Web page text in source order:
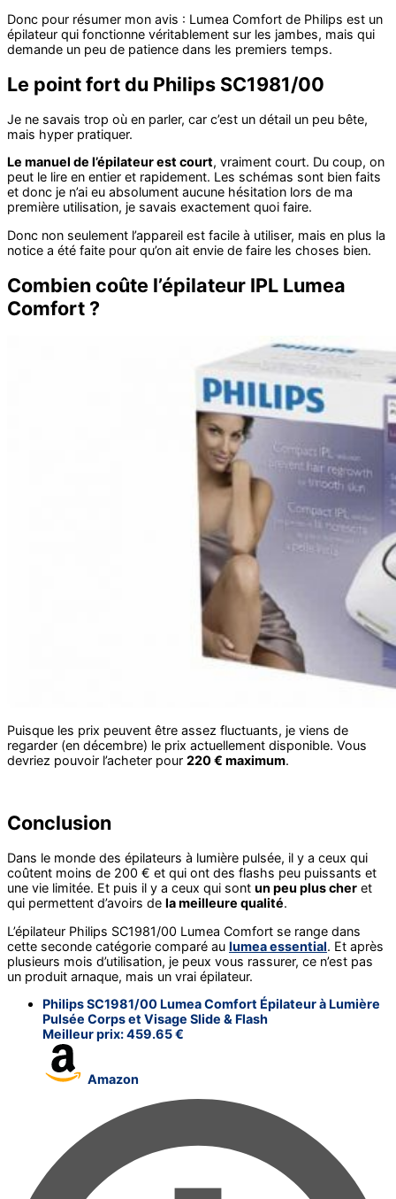
Donc pour résumer mon avis : Lumea Comfort de Philips est un
épilateur qui fonctionne véritablement sur les jambes, mais qui
demande un peu de patience dans les premiers temps.
Le point fort du Philips SC1981/00
Je ne savais trop où en parler, car c’est un détail un peu bête,
mais hyper pratiquer.
Le manuel de l’épilateur est court, vraiment court. Du coup, on
peut le lire en entier et rapidement. Les schémas sont bien faits
et donc je n’ai eu absolument aucune hésitation lors de ma
première utilisation, je savais exactement quoi faire.
Donc non seulement l’appareil est facile à utiliser, mais en plus la
notice a été faite pour qu’on ait envie de faire les choses bien.
Combien coûte l’épilateur IPL Lumea
Comfort ?
Puisque les prix peuvent être assez fluctuants, je viens de
regarder (en décembre) le prix actuellement disponible. Vous
devriez pouvoir l’acheter pour 220 € maximum.
Conclusion
Dans le monde des épilateurs à lumière pulsée, il y a ceux qui
coûtent moins de 200 € et qui ont des flashs peu puissants et
une vie limitée. Et puis il y a ceux qui sont un peu plus cher et
qui permettent d’avoirs de la meilleure qualité.
L’épilateur Philips SC1981/00 Lumea Comfort se range dans
cette seconde catégorie comparé au lumea essential. Et après
plusieurs mois d’utilisation, je peux vous rassurer, ce n’est pas
un produit arnaque, mais un vrai épilateur.
Philips SC1981/00 Lumea Comfort Épilateur à Lumière
Pulsée Corps et Visage Slide & Flash
Meilleur prix:459.65 €
Amazon